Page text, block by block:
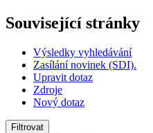
Související stránky
Výsledky vyhledávání
Zasílání novinek (SDI).
Upravit dotaz
Zdroje
Nový dotaz
Filtrovat